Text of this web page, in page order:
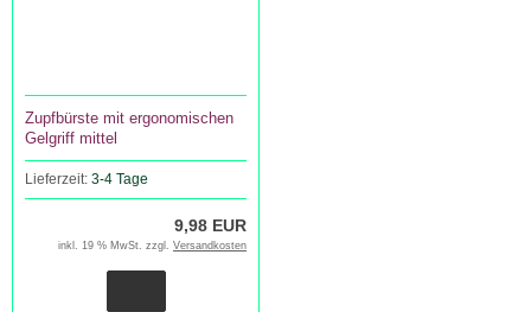
Zupfbürste mit ergonomischen
Gelgriff mittel
Lieferzeit: 3-4 Tage
9,98 EUR
inkl. 19 % MwSt. zzgl. Versandkosten